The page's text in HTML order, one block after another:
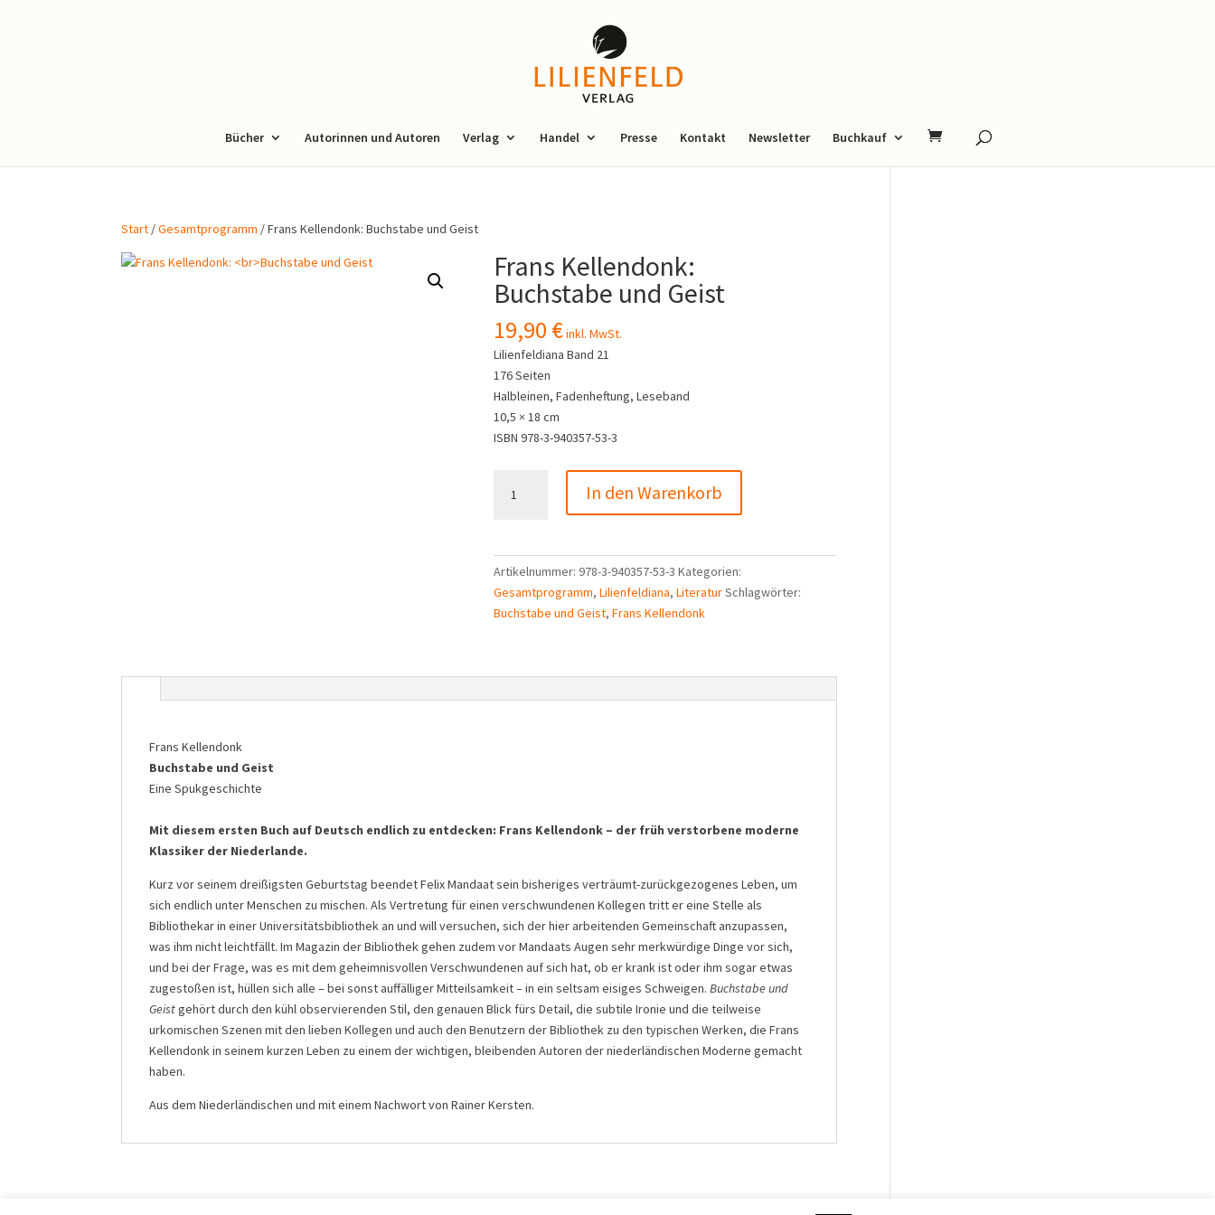
Bücher Autorinnen und Autoren Verlag Handel Presse Kontakt Newsletter Buchkauf
Start /Gesamtprogramm / Frans Kellendonk: Buchstabe und Geist
Frans Kellendonk:
Buchstabe und Geist
19,90 €inkl. MwSt.
Lilienfeldiana Band 21
176 Seiten
Halbleinen, Fadenheftung, Leseband
10,5 × 18 cm
ISBN 978-3-940357-53-3
Kellendonk:
In den Warenkorb
Artikelnummer: 978-3-940357-53-3 Kategorien:
Gesamtprogramm,Lilienfeldiana,LiteraturSchlagwörter:
Buchstabe und Geist,Frans Kellendonk
Frans Kellendonk
Buchstabe und Geist
Eine Spukgeschichte
Mit diesem ersten Buch auf Deutsch endlich zu entdecken: Frans Kellendonk – der früh verstorbene moderne
Klassiker der Niederlande.
Kurz vor seinem dreißigsten Geburtstag beendet Felix Mandaat sein bisheriges verträumt-zurückgezogenes Leben, um
sich endlich unter Menschen zu mischen. Als Vertretung für einen verschwundenen Kollegen tritt er eine Stelle als
Bibliothekar in einer Universitätsbibliothek an und will versuchen, sich der hier arbeitenden Gemeinschaft anzupassen,
was ihm nicht leichtfällt. Im Magazin der Bibliothek gehen zudem vor Mandaats Augen sehr merkwürdige Dinge vor sich,
und bei der Frage, was es mit dem geheimnisvollen Verschwundenen auf sich hat, ob er krank ist oder ihm sogar etwas
zugestoßen ist, hüllen sich alle – bei sonst auffälliger Mitteilsamkeit – in ein seltsam eisiges Schweigen.Buchstabe und
Geistgehört durch den kühl observierenden Stil, den genauen Blick fürs Detail, die subtile Ironie und die teilweise
urkomischen Szenen mit den lieben Kollegen und auch den Benutzern der Bibliothek zu den typischen Werken, die Frans
Kellendonk in seinem kurzen Leben zu einem der wichtigen, bleibenden Autoren der niederländischen Moderne gemacht
haben.
Aus dem Niederländischen und mit einem Nachwort von Rainer Kersten.